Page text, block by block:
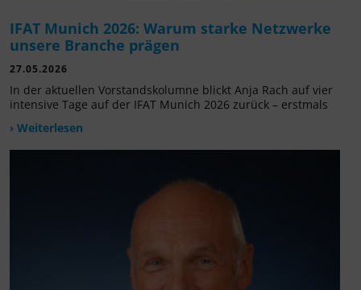
IFAT Munich 2026: Warum starke Netzwerke
unsere Branche prägen
27.05.2026
In der aktuellen Vorstandskolumne blickt Anja Rach auf vier
intensive Tage auf der IFAT Munich 2026 zurück – erstmals
› Weiterlesen